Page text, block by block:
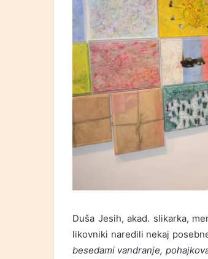
Duša Jesih, akad. slikarka,
likovniki naredili nekaj
besedami vandranje,